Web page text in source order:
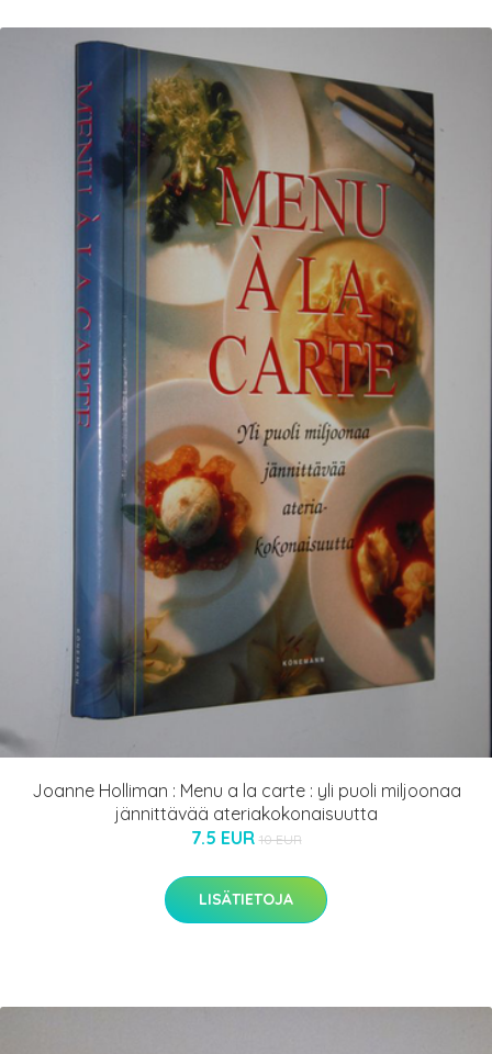
Joanne Holliman : Menu a la carte : yli puoli miljoonaa
jännittävää ateriakokonaisuutta
7.5 EUR 10 EUR
LISÄTIETOJA